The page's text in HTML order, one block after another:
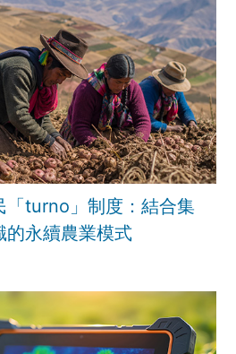
「turno」制度：結合集
的永續農業模式